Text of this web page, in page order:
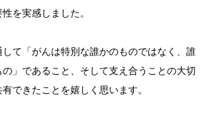
を実感しました。
して「がんは特別な誰かのものではなく、誰
」であること、そして支え合うことの大切
できたことを嬉しく思います。